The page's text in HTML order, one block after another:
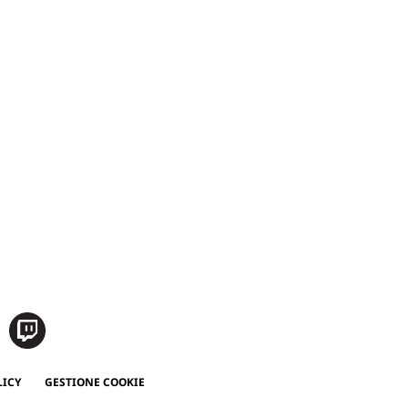
GESTIONE COOKIE